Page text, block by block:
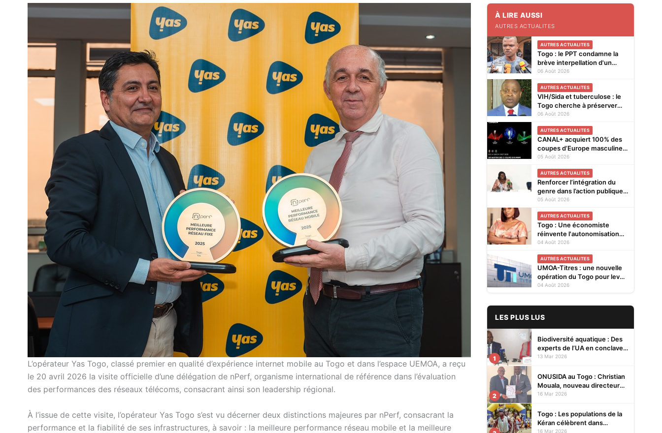
L’opérateur Yas Togo, classé premier en qualité d’expérience internet mobile au Togo et dans l’espace UEMOA, a reçu
le 20 avril 2026 la visite officielle d’une délégation de nPerf, organisme international de référence dans l’évaluation
des performances des réseaux télécoms, consacrant ainsi son leadership régional.
À l’issue de cette visite, l’opérateur Yas Togo s’est vu décerner deux distinctions majeures par nPerf, consacrant la
performance et la fiabilité de ses infrastructures, à savoir : la meilleure performance réseau mobile et la meilleure
À LIRE AUSSI
AUTRES ACTUALITES
AUTRES ACTUALITES
Togo : le PPT condamne la
brève interpellation d'un
vendeur de journaux à Lomé
06 Août 2026
AUTRES ACTUALITES
VIH/Sida et tuberculose : le
Togo cherche à préserver
ses acquis face à la baisse
06 Août 2026
AUTRES ACTUALITES
CANAL+ acquiert 100% des
coupes d’Europe masculines
de football en exclusivité en
4 saisons jusqu’en 2031
05 Août 2026
AUTRES ACTUALITES
Renforcer l’intégration du
genre dans l’action publique :
les résultats de l’analyse des
restitués à Lomé
05 Août 2026
AUTRES ACTUALITES
Togo : Une économiste
réinvente l'autonomisation
des femmes à Kévé Edzi
04 Août 2026
AUTRES ACTUALITES
UMOA-Titres : une nouvelle
opération du Togo pour lever
20 milliards FCFA
04 Août 2026
LES PLUS LUS
1
Biodiversité aquatique : Des
experts de l’UA en conclave à
Lomé pour renforcer la
13 Mar 2026
2
ONUSIDA au Togo : Christian
Mouala, nouveau directeur
pays
16 Mar 2026
Togo : Les populations de la
Kéran célèbrent dans
l’allégresse Tislim-Difoini,
16 Mar 2026